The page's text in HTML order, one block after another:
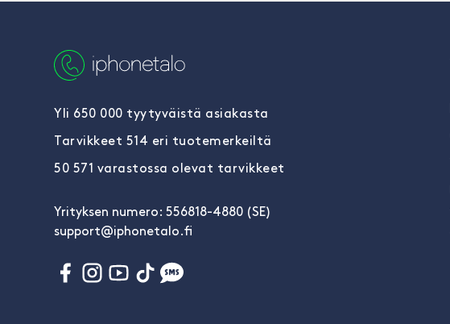
Yli 650 000 tyytyväistä asiakasta
Tarvikkeet 514 eri tuotemerkeiltä
50 571 varastossa olevat tarvikkeet
Yrityksen numero: 556818-4880 (SE)
support@iphonetalo.fi